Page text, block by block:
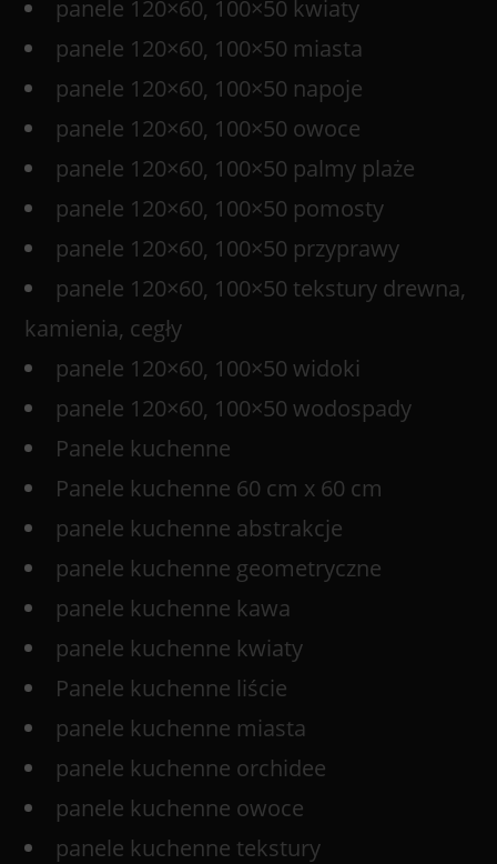
panele 120×60, 100×50 kwiaty
panele 120×60, 100×50 miasta
panele 120×60, 100×50 napoje
panele 120×60, 100×50 owoce
panele 120×60, 100×50 palmy plaże
panele 120×60, 100×50 pomosty
panele 120×60, 100×50 przyprawy
panele 120×60, 100×50 tekstury drewna,
kamienia, cegły
panele 120×60, 100×50 widoki
panele 120×60, 100×50 wodospady
Panele kuchenne
Panele kuchenne 60 cm x 60 cm
panele kuchenne abstrakcje
panele kuchenne geometryczne
panele kuchenne kawa
panele kuchenne kwiaty
Panele kuchenne liście
panele kuchenne miasta
panele kuchenne orchidee
panele kuchenne owoce
panele kuchenne tekstury